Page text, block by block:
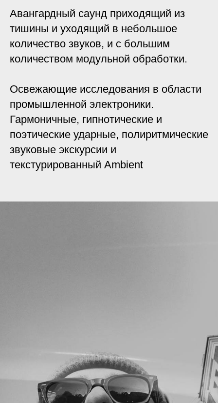
Авангардный саунд приходящий из
тишины и уходящий в небольшое
количество звуков, и с большим
количеством модульной обработки.
Освежающие исследования в области
промышленной электроники.
Гармоничные, гипнотические и
поэтические ударные, полиритмические
звуковые экскурсии и
текстурированный Ambient